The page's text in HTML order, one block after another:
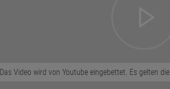
Das Video wird von Youtube eingebettet. Es gelten die